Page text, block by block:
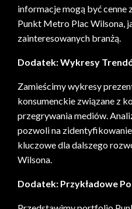
informacje mogą być
Punkt Metro Plac Wilsona,
zainteresowanych branżą.
Dodatek: Wykresy
Zamieścimy wykresy
konsumenckie związane z
przegrywania mediów.
pozwoli na
kluczowe dla dalszego
Wilsona.
Dodatek: Przykładowe